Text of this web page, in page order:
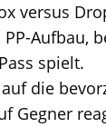
versus
Aufbau,
spielt.
die
Gegner